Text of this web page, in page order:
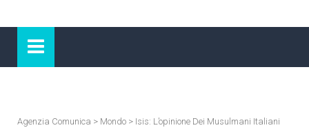
Agenzia Comunica > Mondo > Isis: L’opinione Dei Musulmani Italiani